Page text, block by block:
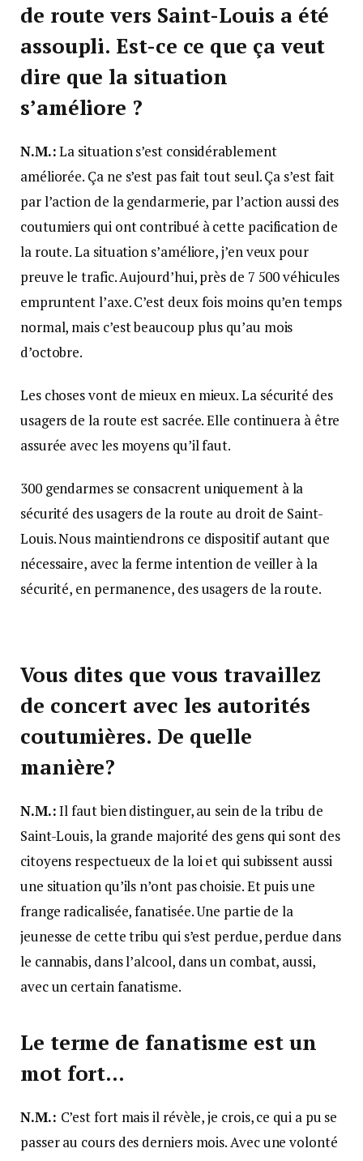
de route vers Saint-Louis a été
assoupli. Est-ce ce que ça veut
dire que la situation
s’améliore ?
N.M.:La situation s’est considérablement
améliorée. Ça ne s’est pas fait tout seul. Ça s’est fait
par l’action de la gendarmerie, par l’action aussi des
coutumiers qui ont contribué à cette pacification de
la route. La situation s’améliore, j’en veux pour
preuve le trafic. Aujourd’hui, près de 7 500 véhicules
empruntent l’axe. C’est deux fois moins qu’en temps
normal, mais c’est beaucoup plus qu’au mois
d’octobre.
Les choses vont de mieux en mieux. La sécurité des
usagers de la route est sacrée. Elle continuera à être
assurée avec les moyens qu’il faut.
300 gendarmes se consacrent uniquement à la
sécurité des usagers de la route au droit de Saint-
Louis. Nous maintiendrons ce dispositif autant que
nécessaire, avec la ferme intention de veiller à la
sécurité, en permanence, des usagers de la route.
Vous dites que vous travaillez
de concert avec les autorités
coutumières. De quelle
manière?
N.M.:Il faut bien distinguer, au sein de la tribu de
Saint-Louis, la grande majorité des gens qui sont des
citoyens respectueux de la loi et qui subissent aussi
une situation qu’ils n’ont pas choisie. Et puis une
frange radicalisée, fanatisée. Une partie de la
jeunesse de cette tribu qui s’est perdue, perdue dans
le cannabis, dans l’alcool, dans un combat, aussi,
avec un certain fanatisme.
Le terme de fanatisme est un
mot fort…
N.M.: C’est fort mais il révèle, je crois, ce qui a pu se
passer au cours des derniers mois. Avec une volonté